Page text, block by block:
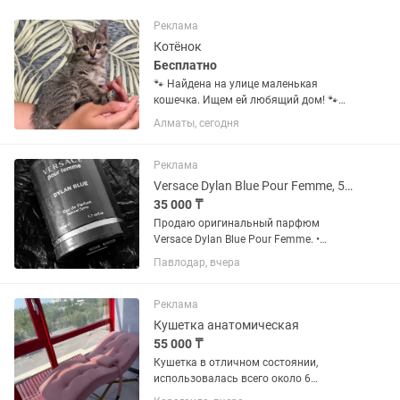
Реклама
Котёнок
Бесплатно
🐾 Найдена на улице маленькая
кошечка. Ищем ей любящий дом! 🐾
Эта очаровательная полосатая
девочка была найдена на улице.
ждёт свою семью. Малышка ласковая,
добрая,...
Алматы, сегодня
Реклама
Versace Dylan Blue Pour Femme, 50 мл оригинал, новый
35 000 ₸
Продаю оригинальный парфюм
Versace Dylan Blue Pour Femme. •
Объём: 50 мл • Тип: Eau de Parfum (EDP)
• Флакон новый, заводская упаковка не
Blue Pour Femme —...
Павлодар, вчера
Реклама
Кушетка анатомическая
55 000 ₸
Кушетка в отличном состоянии,
использовалась всего около 6
месяцев. Бережно эксплуатировалась,